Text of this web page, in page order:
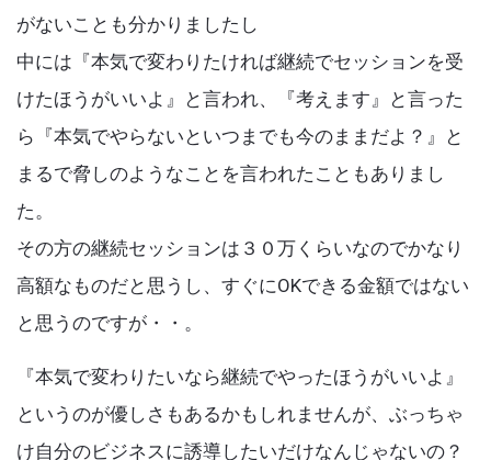
がないことも分かりましたし
中には『本気で変わりたければ継続でセッションを受
けたほうがいいよ』と言われ、『考えます』と言った
ら『本気でやらないといつまでも今のままだよ？』と
まるで脅しのようなことを言われたこともありまし
た。
その方の継続セッションは３０万くらいなのでかなり
高額なものだと思うし、すぐにOKできる金額ではない
と思うのですが・・。
『本気で変わりたいなら継続でやったほうがいいよ』
というのが優しさもあるかもしれませんが、ぶっちゃ
け自分のビジネスに誘導したいだけなんじゃないの？